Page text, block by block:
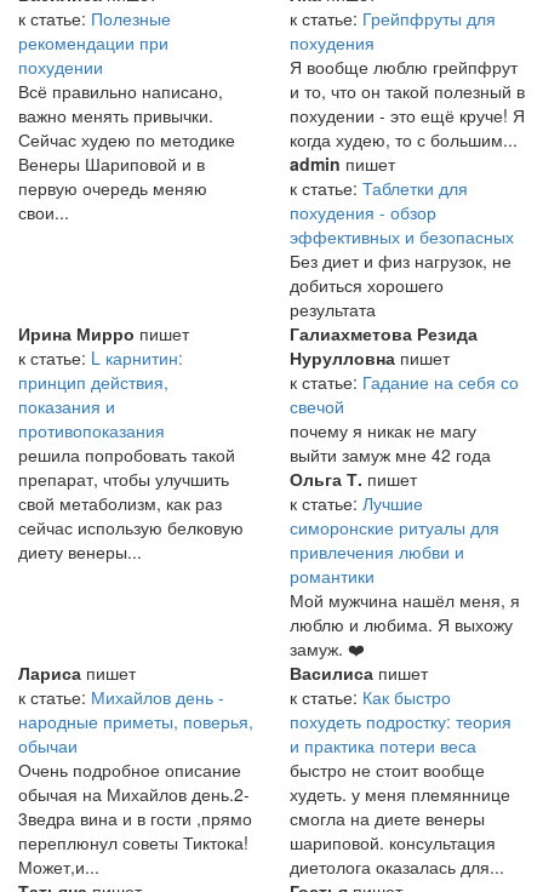
к статье: Полезные
рекомендации при
похудении
Всё правильно написано,
важно менять привычки.
Сейчас худею по методике
Венеры Шариповой и в
первую очередь меняю
свои...
к статье: Грейпфруты для
похудения
Я вообще люблю грейпфрут
и то, что он такой полезный в
похудении - это ещё круче! Я
когда худею, то с большим...
admin пишет
к статье: Таблетки для
похудения - обзор
эффективных и безопасных
Без диет и физ нагрузок, не
добиться хорошего
результата
Ирина Мирро пишет
к статье: L карнитин:
принцип действия,
показания и
противопоказания
решила попробовать такой
препарат, чтобы улучшить
свой метаболизм, как раз
сейчас использую белковую
диету венеры...
Галиахметова Резида
Нурулловна пишет
к статье: Гадание на себя со
свечой
почему я никак не магу
выйти замуж мне 42 года
Ольга Т. пишет
к статье: Лучшие
симоронские ритуалы для
привлечения любви и
романтики
Мой мужчина нашёл меня, я
люблю и любима. Я выхожу
замуж. ❤️
Лариса пишет
к статье: Михайлов день -
народные приметы, поверья,
обычаи
Очень подробное описание
обычая на Михайлов день.2-
3ведра вина и в гости ,прямо
переплюнул советы Тиктока!
Может,и...
Василиса пишет
к статье: Как быстро
похудеть подростку: теория
и практика потери веса
быстро не стоит вообще
худеть. у меня племяннице
смогла на диете венеры
шариповой. консультация
диетолога оказалась для...